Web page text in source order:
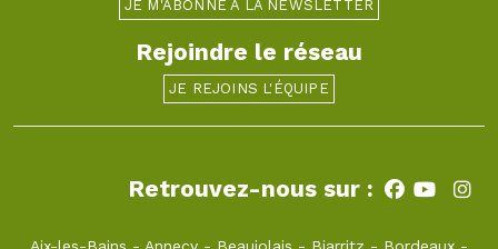
JE M'ABONNE À LA NEWSLETTER
Rejoindre le réseau
JE REJOINS L'ÉQUIPE
Retrouvez-nous sur :